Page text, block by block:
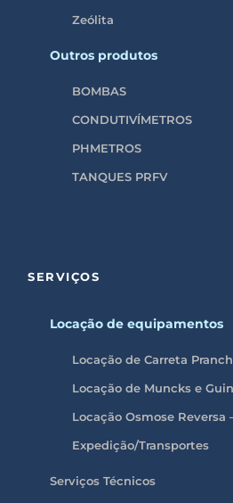
Zeólita
Outros produtos
BOMBAS
CONDUTIVÍMETROS
PHMETROS
TANQUES PRFV
SERVIÇOS
Locação de equipamentos
Locação de Carreta
Locação de Muncks e
Locação Osmose Reversa
Expedição/Transportes
Serviços Técnicos